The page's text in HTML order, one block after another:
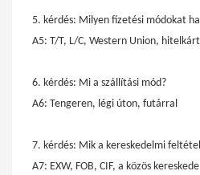
5. kérdés: Milyen fizetési módokat
A5: T/T, L/C, Western Union,
6. kérdés: Mi a szállítási mód?
A6: Tengeren, légi úton, futárral
7. kérdés: Mik a kereskedelmi
A7: EXW, FOB, CIF, a közös